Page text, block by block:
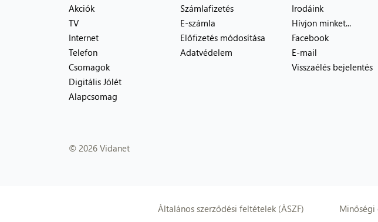
Akciók
TV
Internet
Telefon
Csomagok
Digitális Jólét
Alapcsomag
Számlafizetés
E-számla
Előfizetés módosítása
Adatvédelem
Irodáink
Hívjon minket...
Facebook
E-mail
Visszaélés bejelentés
© 2026 Vidanet
Általános szerződési feltételek (ÁSZF) Minőségi